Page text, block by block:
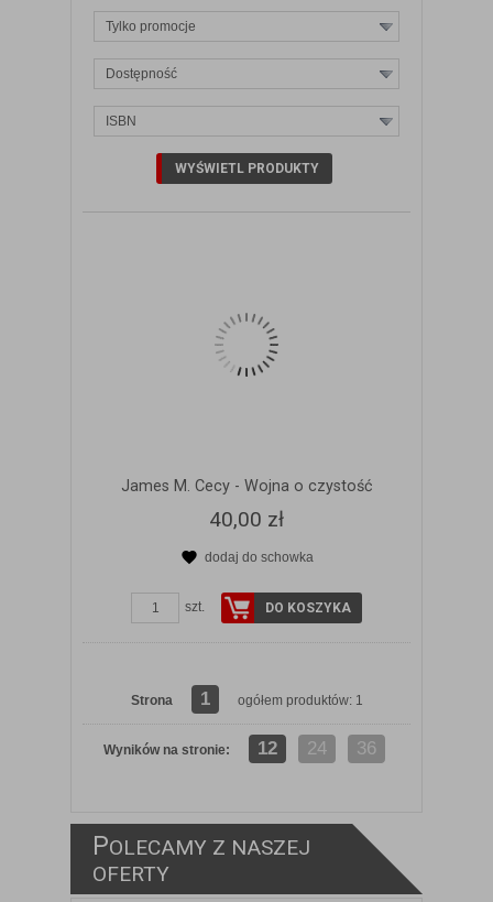
Tylko promocje
Dostępność
ISBN
ZOBACZ SZCZEGÓŁY
James M. Cecy - Wojna o czystość
40,00 zł
dodaj do schowka
szt. DO KOSZYKA
Strona 1 ogółem produktów: 1
Wyników na stronie: 12 24 36
POLECAMY Z NASZEJ
OFERTY
ZOBACZ SZCZEGÓŁY